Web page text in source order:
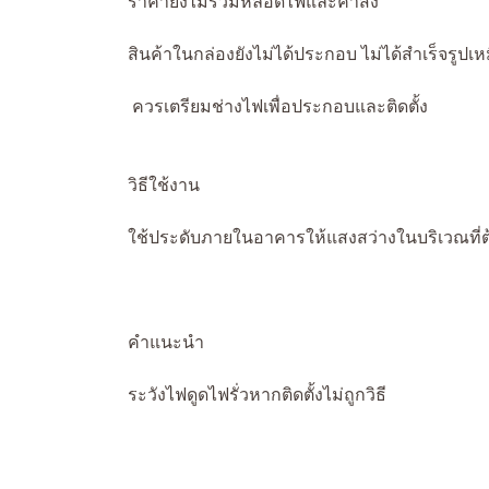
สินค้าในกล่องยังไม่ได้ประกอบ ไม่ได้สำเร็จรูปเ
ควรเตรียมช่างไฟเพื่อประกอบและติดตั้ง
วิธีใช้งาน
ใช้ประดับภายในอาคารให้แสงสว่างในบริเวณที่
คำแนะนำ
ระวังไฟดูดไฟรั่วหากติดตั้งไม่ถูกวิธี